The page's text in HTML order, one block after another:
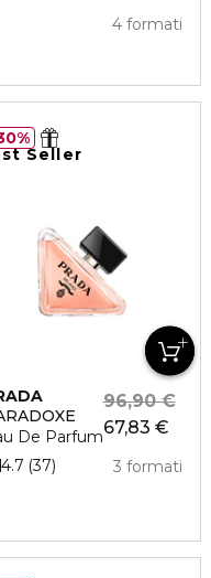
4 formati
Seller
De Parfum67,83 €
96,90 €
3 formati
4.7 37